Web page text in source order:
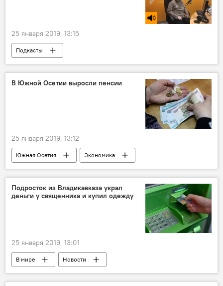
25 января 2019, 13:15
Подкасты
В Южной Осетии выросли пенсии
25 января 2019, 13:12
Южная Осетия
Экономика
Новости
Подросток из Владикавказа украл
деньги у священника и купил одежду
25 января 2019, 13:01
В мире Новости